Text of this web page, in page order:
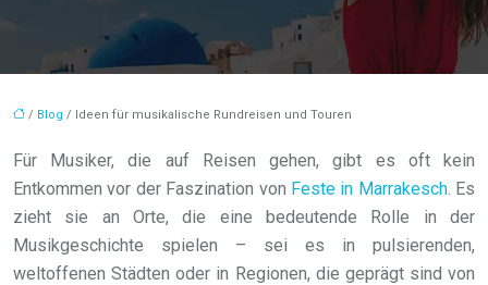
/ Blog / Ideen für musikalische Rundreisen und Touren
Für Musiker, die auf Reisen gehen, gibt es oft kein
Entkommen vor der Faszination von Feste in Marrakesch. Es
zieht sie an Orte, die eine bedeutende Rolle in der
Musikgeschichte spielen – sei es in pulsierenden,
weltoffenen Städten oder in Regionen, die geprägt sind von